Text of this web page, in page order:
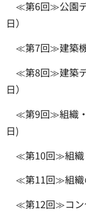
≪第6回≫公園
日）
≪第7回≫建築機
≪第8回≫建築
日）
≪第9回≫組織
日)
≪第10回≫組織
≪第11回≫組織
≪第12回≫コン